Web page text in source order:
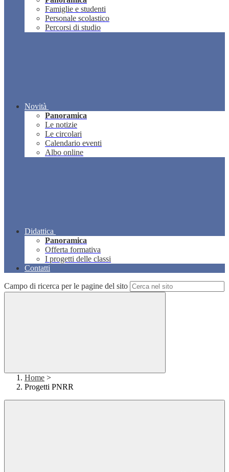
Famiglie e studenti
Personale scolastico
Percorsi di studio
Novità
Panoramica
Le notizie
Le circolari
Calendario eventi
Albo online
Didattica
Panoramica
Offerta formativa
I progetti delle classi
Contatti
Campo di ricerca per le pagine del sito
Home >
Progetti PNRR